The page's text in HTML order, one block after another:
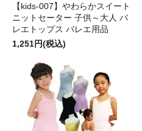
【kids-007】やわらかスイート
ニットセーター 子供～大人 バ
レエトップス バレエ用品
1,251円(税込)